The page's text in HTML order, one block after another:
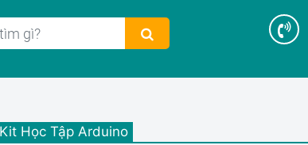
Học Tập Arduino